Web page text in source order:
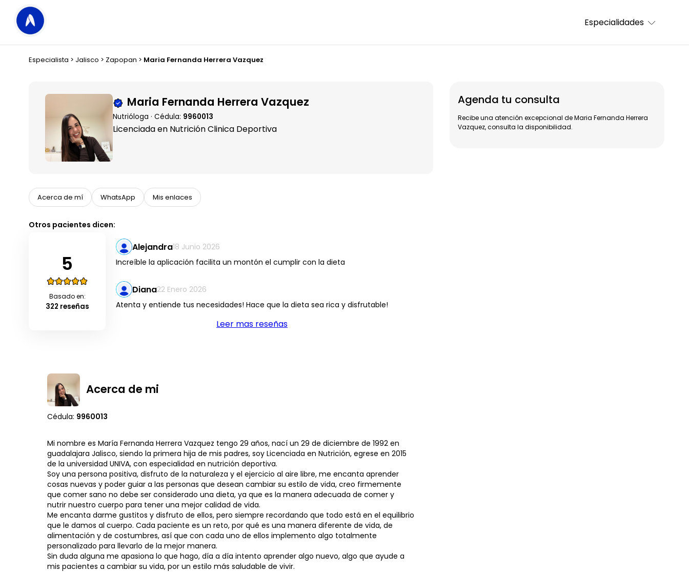
Especialidades
Especialista > Jalisco > Zapopan > Maria Fernanda Herrera Vazquez
Maria Fernanda Herrera Vazquez
Nutrióloga · Cédula: 9960013
Licenciada en Nutrición Clinica Deportiva
Agenda tu consulta
Recibe una atención excepcional de Maria Fernanda Herrera
Vazquez, consulta la disponibilidad.
Acerca de mí WhatsApp Mis enlaces
Otros pacientes dicen:
5
Basado en:
322 reseñas
Alejandra18 Junio 2026
Increíble la aplicación facilita un montón el cumplir con la dieta
Diana22 Enero 2026
Atenta y entiende tus necesidades! Hace que la dieta sea rica y disfrutable!
Leer mas reseñas
Acerca de mi
Cédula: 9960013
Mi nombre es María Fernanda Herrera Vazquez tengo 29 años, nací un 29 de diciembre de 1992 en
guadalajara Jalisco, siendo la primera hija de mis padres, soy Licenciada en Nutrición, egrese en 2015
de la universidad UNIVA, con especialidad en nutrición deportiva.
Soy una persona positiva, disfruto de la naturaleza y el ejercicio al aire libre, me encanta aprender
cosas nuevas y poder guiar a las personas que desean cambiar su estilo de vida, creo firmemente
que comer sano no debe ser considerado una dieta, ya que es la manera adecuada de comer y
nutrir nuestro cuerpo para tener una mejor calidad de vida.
Me encanta darme gustitos y disfruto de ellos, pero siempre recordando que todo está en el equilibrio
que le damos al cuerpo. Cada paciente es un reto, por qué es una manera diferente de vida, de
alimentación y de costumbres, así que con cada uno de ellos implemento algo totalmente
personalizado para llevarlo de la mejor manera.
Sin duda alguna me apasiona lo que hago, día a día intento aprender algo nuevo, algo que ayude a
mis pacientes a cambiar su vida, por un estilo más saludable de vivir.